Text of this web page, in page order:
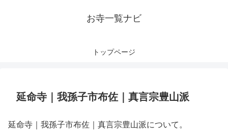
お寺一覧ナビ
トップページ
延命寺｜我孫子市布佐｜真言宗豊山派
延命寺｜我孫子市布佐｜真言宗豊山派について。